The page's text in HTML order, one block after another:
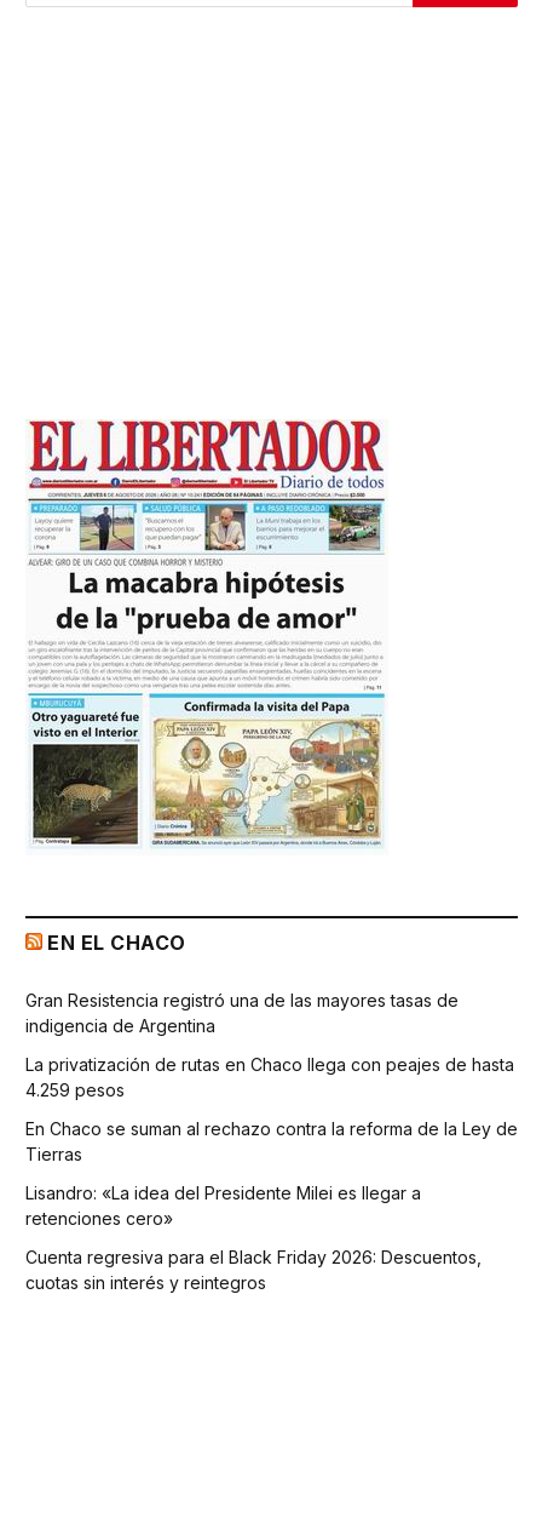
EN EL CHACO
Gran Resistencia registró una de las mayores tasas de
indigencia de Argentina
La privatización de rutas en Chaco llega con peajes de hasta
4.259 pesos
En Chaco se suman al rechazo contra la reforma de la Ley de
Tierras
Lisandro: «La idea del Presidente Milei es llegar a
retenciones cero»
Cuenta regresiva para el Black Friday 2026: Descuentos,
cuotas sin interés y reintegros